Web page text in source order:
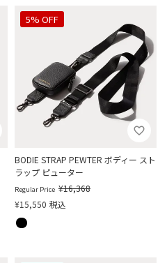
BODIE STRAP PEWTER ボディー スト
ラップ ピューター
5% OFF
Regular Price ¥16,368
¥15,550 税込